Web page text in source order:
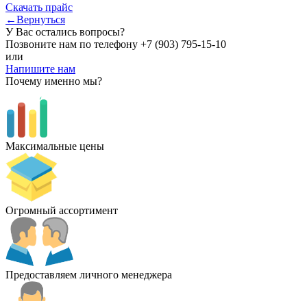
Скачать прайс
←Вернуться
У Вас остались вопросы?
Позвоните нам по телефону +7 (903) 795-15-10
или
Напишите нам
Почему именно мы?
Максимальные цены
Огромный ассортимент
Предоставляем личного менеджера